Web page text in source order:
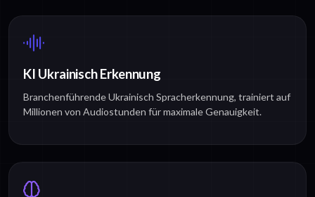
KI Ukrainisch Erkennung
Branchenführende Ukrainisch Spracherkennung, trainiert auf
Millionen von Audiostunden für maximale Genauigkeit.